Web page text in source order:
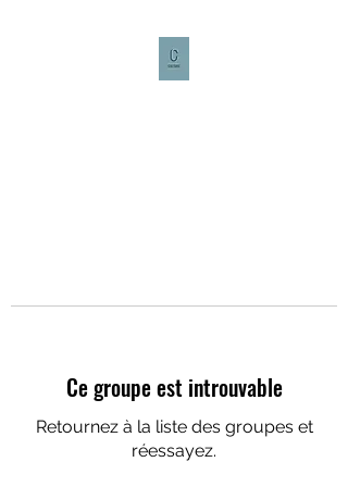
Ce groupe est introuvable
Retournez à la liste des groupes et
réessayez.